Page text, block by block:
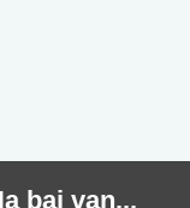
baj van...